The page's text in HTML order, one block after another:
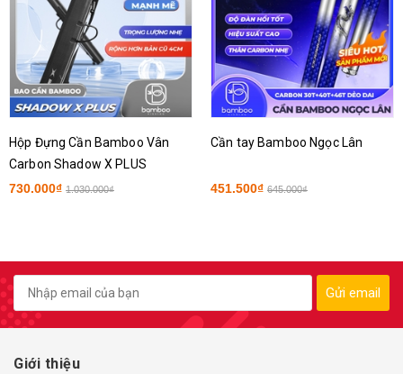
Cần tay Bamboo Ngọc Lân
451.500₫ 645.000₫
Rọng Đựng Cá Bamboo Carbon
474.500₫ 730.000₫
Gửi email
Giới thiệu